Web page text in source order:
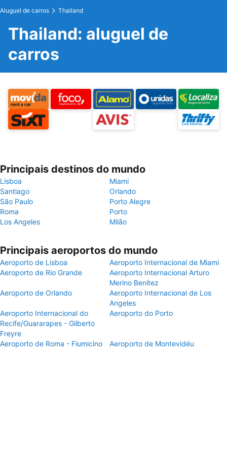
Aluguel de carros Thailand
Thailand: aluguel de
carros
Principais destinos do mundo
Lisboa
Miami
Santiago
Orlando
São Paulo
Porto Alegre
Roma
Porto
Los Angeles
Milão
Principais aeroportos do mundo
Aeroporto de Lisboa
Aeroporto Internacional de Miami
Aeroporto de Rio Grande
Aeroporto Internacional Arturo
Merino Benítez
Aeroporto de Orlando
Aeroporto Internacional de Los
Angeles
Aeroporto Internacional do
Recife/Guararapes - Gilberto
Freyre
Aeroporto do Porto
Aeroporto de Roma - Fiumicino Aeroporto de Montevidéu